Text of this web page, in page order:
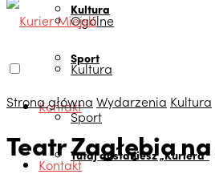
Kultura
Sport
Kontakt
Tutaj dostaniesz „Kuriera”
Ogólne
Kultura
Sport
Kontakt
Strona główna Wydarzenia Kultura
Teatr Zagłębia